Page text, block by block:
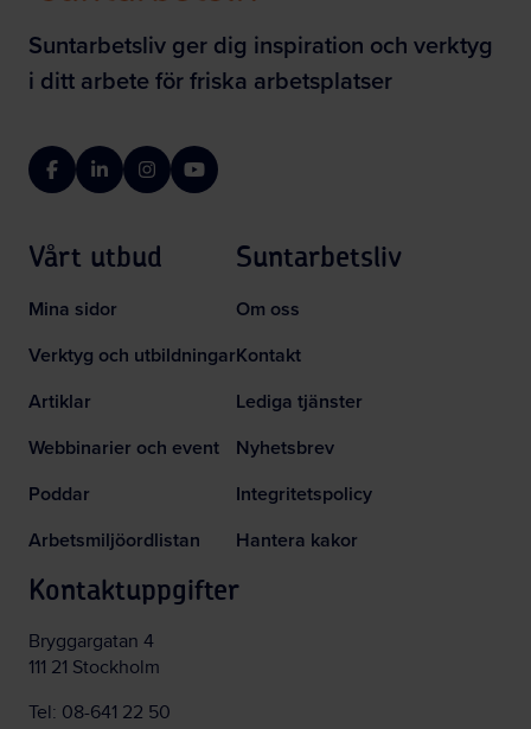
Suntarbetsliv ger dig inspiration och verktyg
i ditt arbete för friska arbetsplatser
FacebookLinkedInInstagramYouTube
Vårt utbud
Mina sidor
Verktyg och utbildningar
Artiklar
Webbinarier och event
Poddar
Arbetsmiljöordlistan
Suntarbetsliv
Om oss
Kontakt
Lediga tjänster
Nyhetsbrev
Integritetspolicy
Hantera kakor
Kontaktuppgifter
Bryggargatan 4
111 21 Stockholm
Tel: 08-641 22 50